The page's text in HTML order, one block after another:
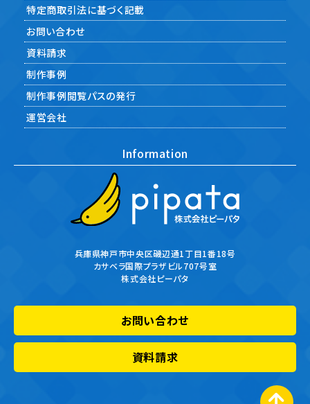
特定商取引法に基づく記載
お問い合わせ
資料請求
制作事例
制作事例閲覧パスの発行
運営会社
Information
兵庫県神戸市中央区磯辺通1丁目1番18号
カサベラ国際プラザビル707号室
株式会社ピーパタ
お問い合わせ
資料請求